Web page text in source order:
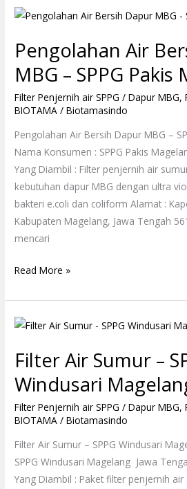
Pengolahan Air
MBG – SPPG Pakis
Filter Penjernih air SPPG / Dapur MBG,
BIOTAMA /Biotamasindo
Pengolahan Air Bersih Dapur MBG –
Nama Konsumen : SPPG Pakis
Yang Diambil : Filter penjernih air
kebutuhan dapur MBG dengan ultra
bakteri e.coli dan coliform Alamat :
Kabupaten Magelang, Jawa Tengah
mencari
Pengolahan
Bersih
Dapur
MBG
–
SPPG
Pakis
Magelang
Read More »
Filter Air Sumur –
Windusari
Filter Penjernih air SPPG / Dapur MBG,
BIOTAMA /Biotamasindo
Filter Air Sumur – SPPG Windusari
SPPG Windusari Magelang Jawa
Yang Diambil : Paket filter penjernih
Filter
Sumur
–
SPPG
Windusari
Magelang